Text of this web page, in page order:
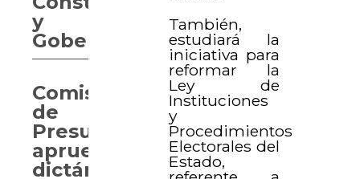
También,
estudiará la
iniciativa para
reformar la
Ley de
Instituciones
y
Procedimientos
Electorales del
Estado,
y
Gobernación
Comisión
de
Presupuesto
aprueba
dictámenes